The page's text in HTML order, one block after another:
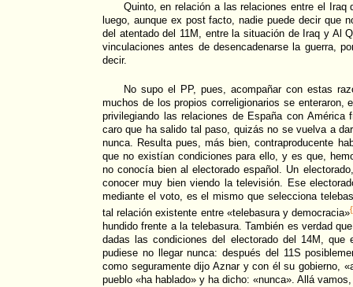
Quinto, en relación a las relaciones entre el Iraq
luego, aunque ex post facto, nadie puede decir que
del atentado del 11M, entre la situación de Iraq y Al
vinculaciones antes de desencadenarse la guerra,
decir.
No supo el PP, pues, acompañar con estas
muchos de los propios correligionarios se enteraron,
privilegiando las relaciones de España con América
caro que ha salido tal paso, quizás no se vuelva a
nunca. Resulta pues, más bien, contraproducente
que no existían condiciones para ello, y es que,
no conocía bien al electorado español. Un
conocer muy bien viendo la televisión. Ese
mediante el voto, es el mismo que selecciona
tal relación existente entre «telebasura y democracia»
hundido frente a la telebasura. También es verdad
dadas las condiciones del electorado del 14M, que
pudiese no llegar nunca: después del 11S
como seguramente dijo Aznar y con él su gobierno,
pueblo «ha hablado» y ha dicho: «nunca». Allá